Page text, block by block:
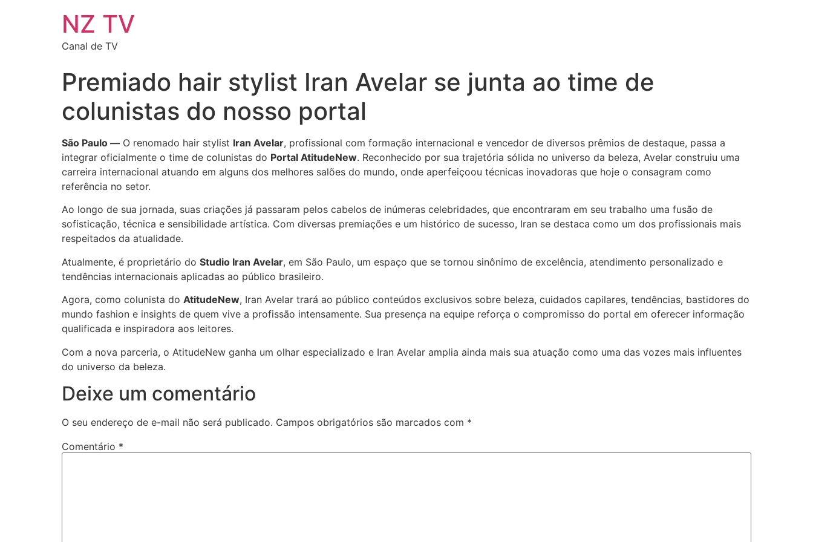
NZ TV
Canal de TV
Premiado hair stylist Iran Avelar se junta ao time de
colunistas do nosso portal
São Paulo — O renomado hair stylist Iran Avelar, profissional com formação internacional e vencedor de diversos prêmios de destaque, passa a
integrar oficialmente o time de colunistas do Portal AtitudeNew. Reconhecido por sua trajetória sólida no universo da beleza, Avelar construiu uma
carreira internacional atuando em alguns dos melhores salões do mundo, onde aperfeiçoou técnicas inovadoras que hoje o consagram como
referência no setor.
Ao longo de sua jornada, suas criações já passaram pelos cabelos de inúmeras celebridades, que encontraram em seu trabalho uma fusão de
sofisticação, técnica e sensibilidade artística. Com diversas premiações e um histórico de sucesso, Iran se destaca como um dos profissionais mais
respeitados da atualidade.
Atualmente, é proprietário do Studio Iran Avelar, em São Paulo, um espaço que se tornou sinônimo de excelência, atendimento personalizado e
tendências internacionais aplicadas ao público brasileiro.
Agora, como colunista do AtitudeNew, Iran Avelar trará ao público conteúdos exclusivos sobre beleza, cuidados capilares, tendências, bastidores do
mundo fashion e insights de quem vive a profissão intensamente. Sua presença na equipe reforça o compromisso do portal em oferecer informação
qualificada e inspiradora aos leitores.
Com a nova parceria, o AtitudeNew ganha um olhar especializado e Iran Avelar amplia ainda mais sua atuação como uma das vozes mais influentes
do universo da beleza.
Deixe um comentário
O seu endereço de e-mail não será publicado. Campos obrigatórios são marcados com *
Comentário *